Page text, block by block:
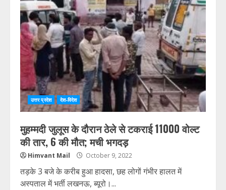
उत्तर प्रदेश देश-विदेश
मुहम्मदी जुलूस के दौरान ठेले से टकराई 11000 वोल्ट
की तार, 6 की मौत; मची भगदड़
Himvant Mail October 9, 2022
तड़के 3 बजे के करीब हुआ हादसा, छह लोगों गंभीर हालत में
अस्पताल में भर्ती लखनऊ, ब्यूरो।...